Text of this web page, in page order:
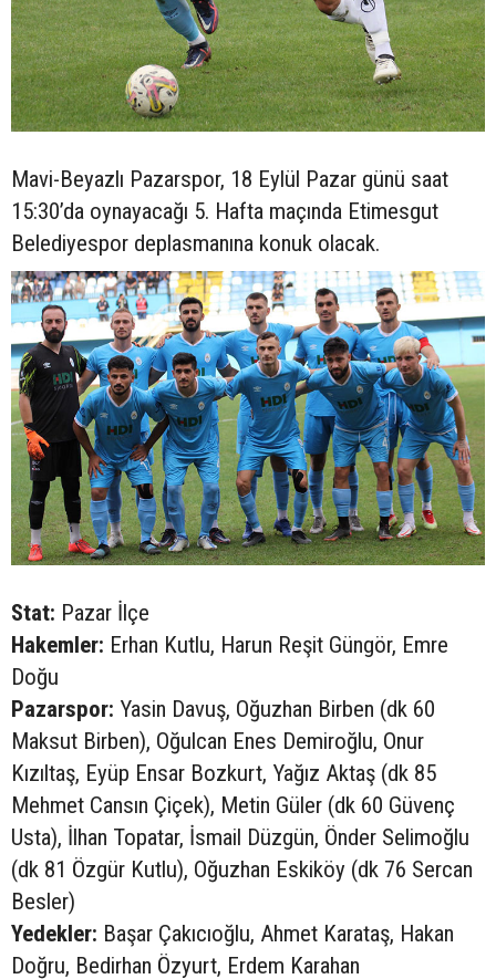
Mavi-Beyazlı Pazarspor, 18 Eylül Pazar günü saat
15:30’da oynayacağı 5. Hafta maçında Etimesgut
Belediyespor deplasmanına konuk olacak.
Stat: Pazar İlçe
Hakemler: Erhan Kutlu, Harun Reşit Güngör, Emre
Doğu
Pazarspor: Yasin Davuş, Oğuzhan Birben (dk 60
Maksut Birben), Oğulcan Enes Demiroğlu, Onur
Kızıltaş, Eyüp Ensar Bozkurt, Yağız Aktaş (dk 85
Mehmet Cansın Çiçek), Metin Güler (dk 60 Güvenç
Usta), İlhan Topatar, İsmail Düzgün, Önder Selimoğlu
(dk 81 Özgür Kutlu), Oğuzhan Eskiköy (dk 76 Sercan
Besler)
Yedekler: Başar Çakıcıoğlu, Ahmet Karataş, Hakan
Doğru, Bedirhan Özyurt, Erdem Karahan